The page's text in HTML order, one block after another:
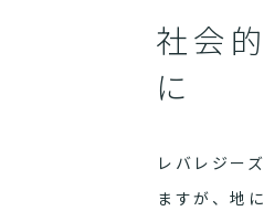
社会
に
レバレジー
ますが、地